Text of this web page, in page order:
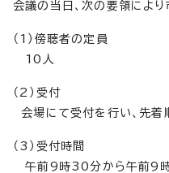
会議の当日、次の要領によ
（1）傍聴者の定員
10人
（2）受付
会場にて受付を行い、先着
（3）受付時間
午前9時30分から午前9